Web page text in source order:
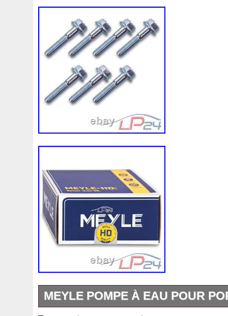
MEYLE POMPE À EAU POUR
ATP-Autoteile – Autoersatzteile &